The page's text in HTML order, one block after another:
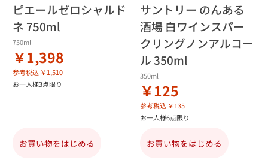
ピエールゼロシャルド
ネ 750ml
750ml
￥1,398
参考税込 ￥1,510
お一人様3点限り
お買い物をはじめる
サントリー のんある
酒場 白ワインスパー
クリングノンアルコー
ル 350ml
350ml
￥125
参考税込 ￥135
お一人様6点限り
お買い物をはじめる